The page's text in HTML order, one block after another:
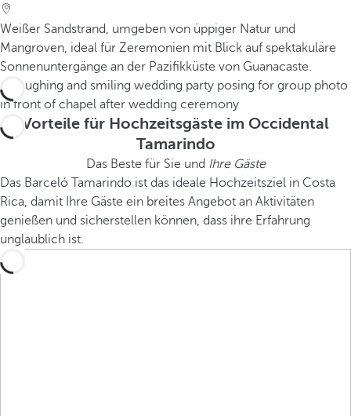
Weißer Sandstrand, umgeben von üppiger Natur und
Mangroven, ideal für Zeremonien mit Blick auf spektakuläre
Sonnenuntergänge an der Pazifikküste von Guanacaste.
Vorteile für Hochzeitsgäste im Occidental
Tamarindo
Das Beste für Sie und Ihre Gäste
Das Barceló Tamarindo ist das ideale Hochzeitsziel in Costa
Rica, damit Ihre Gäste ein breites Angebot an Aktivitäten
genießen und sicherstellen können, dass ihre Erfahrung
unglaublich ist.